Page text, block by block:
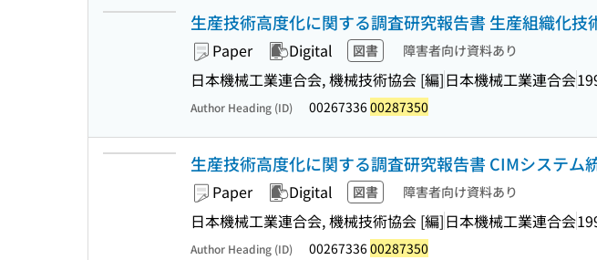
生産技術高度化に関する調査研究報告書 生産組織化技
Paper Digital 図書 障害者向け資料あり
日本機械工業連合会, 機械技術協会 [編]日本機械工業連合会
Author Heading (ID) 0026733600287350
生産技術高度化に関する調査研究報告書 CIMシステム
Paper Digital 図書 障害者向け資料あり
日本機械工業連合会, 機械技術協会 [編]日本機械工業連合会
Author Heading (ID) 0026733600287350